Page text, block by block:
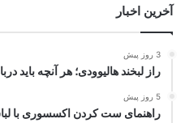
آخرین اخبار
3 روز پیش
راز لبخند هالیوودی؛ هر آنچه باید
5 روز پیش
راهنمای ست کردن اکسسوری با